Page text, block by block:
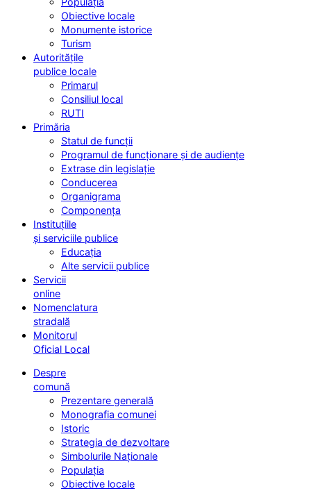
Obiective locale
Monumente istorice
Turism
Autoritățile
publice locale
Primarul
Consiliul local
RUTI
Primăria
Statul de funcții
Programul de funcționare și de audiențe
Extrase din legislație
Conducerea
Organigrama
Componența
Instituțiile
și serviciile publice
Educația
Alte servicii publice
Servicii
online
Nomenclatura
stradală
Monitorul
Oficial Local
Despre
comună
Prezentare generală
Monografia comunei
Istoric
Strategia de dezvoltare
Simbolurile Naționale
Populația
Obiective locale